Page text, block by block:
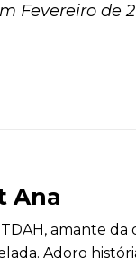
Fevereiro de
Ana
amante
Adoro